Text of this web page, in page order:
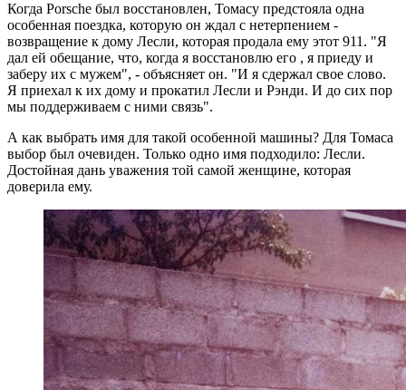
Когда Porsche был восстановлен, Томасу предстояла одна
особенная поездка, которую он ждал с нетерпением -
возвращение к дому Лесли, которая продала ему этот 911. "Я
дал ей обещание, что, когда я восстановлю его , я приеду и
заберу их с мужем", - объясняет он. "И я сдержал свое слово.
Я приехал к их дому и прокатил Лесли и Рэнди. И до сих пор
мы поддерживаем с ними связь".
А как выбрать имя для такой особенной машины? Для Томаса
выбор был очевиден. Только одно имя подходило: Лесли.
Достойная дань уважения той самой женщине, которая
доверила ему.